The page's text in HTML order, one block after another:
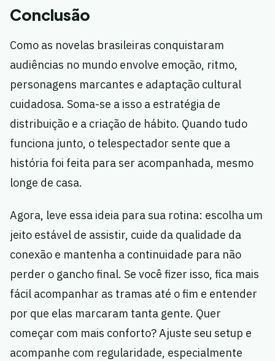
Conclusão
Como as novelas brasileiras conquistaram
audiências no mundo envolve emoção, ritmo,
personagens marcantes e adaptação cultural
cuidadosa. Soma-se a isso a estratégia de
distribuição e a criação de hábito. Quando tudo
funciona junto, o telespectador sente que a
história foi feita para ser acompanhada, mesmo
longe de casa.
Agora, leve essa ideia para sua rotina: escolha um
jeito estável de assistir, cuide da qualidade da
conexão e mantenha a continuidade para não
perder o gancho final. Se você fizer isso, fica mais
fácil acompanhar as tramas até o fim e entender
por que elas marcaram tanta gente. Quer
começar com mais conforto? Ajuste seu setup e
acompanhe com regularidade, especialmente